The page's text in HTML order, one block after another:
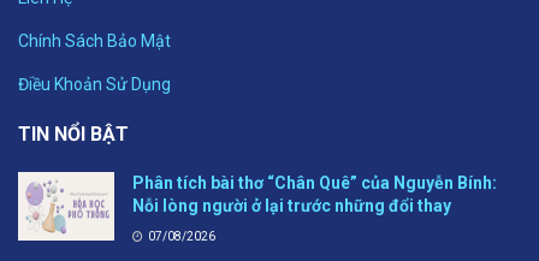
Chính Sách Bảo Mật
Điều Khoản Sử Dụng
TIN NỔI BẬT
Phân tích bài thơ “Chân Quê” của Nguyễn Bính:
Nỗi lòng người ở lại trước những đổi thay
07/08/2026